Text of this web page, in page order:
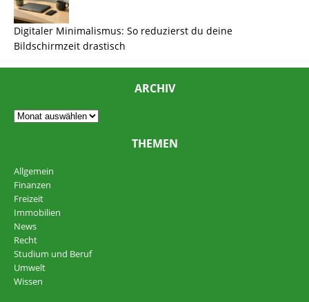
Digitaler Minimalismus: So reduzierst du deine
Bildschirmzeit drastisch
ARCHIV
THEMEN
Allgemein
Finanzen
Freizeit
Immobilien
News
Recht
Studium und Beruf
Umwelt
Wissen